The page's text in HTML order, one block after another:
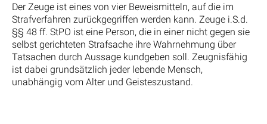
Der Zeuge ist eines von vier Beweismitteln, auf die im
Strafverfahren zurückgegriffen werden kann. Zeuge i.S.d.
§§ 48 ff. StPO ist eine Person, die in einer nicht gegen sie
selbst gerichteten Strafsache ihre Wahrnehmung über
Tatsachen durch Aussage kundgeben soll. Zeugnisfähig
ist dabei grundsätzlich jeder lebende Mensch,
unabhängig vom Alter und Geisteszustand.